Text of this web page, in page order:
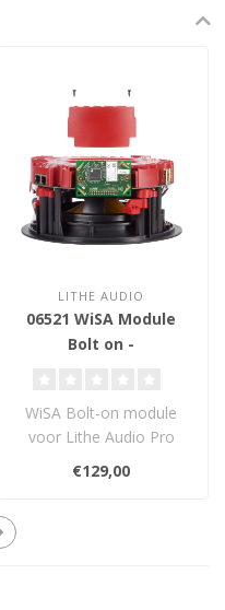
LITHE AUDIO
06521 WiSA Module
Bolt on -
WiSA Bolt-on module
voor Lithe Audio Pro
plafondluidsprekers.
€129,00